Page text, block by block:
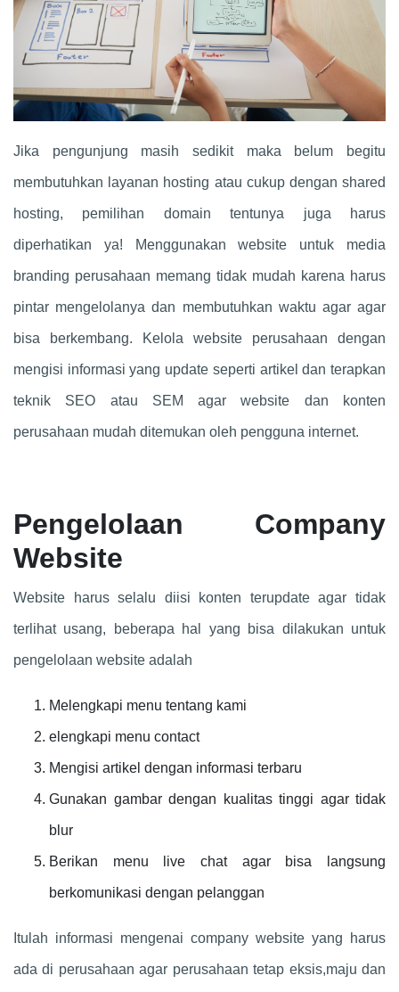
Jika pengunjung masih sedikit maka belum begitu
membutuhkan layanan hosting atau cukup dengan shared
hosting, pemilihan domain tentunya juga harus
diperhatikan ya! Menggunakan website untuk media
branding perusahaan memang tidak mudah karena harus
pintar mengelolanya dan membutuhkan waktu agar agar
bisa berkembang. Kelola website perusahaan dengan
mengisi informasi yang update seperti artikel dan terapkan
teknik SEO atau SEM agar website dan konten
perusahaan mudah ditemukan oleh pengguna internet.
Pengelolaan Company
Website
Website harus selalu diisi konten terupdate agar tidak
terlihat usang, beberapa hal yang bisa dilakukan untuk
pengelolaan website adalah
Melengkapi menu tentang kami
elengkapi menu contact
Mengisi artikel dengan informasi terbaru
Gunakan gambar dengan kualitas tinggi agar tidak
blur
Berikan menu live chat agar bisa langsung
berkomunikasi dengan pelanggan
Itulah informasi mengenai company website yang harus
ada di perusahaan agar perusahaan tetap eksis,maju dan